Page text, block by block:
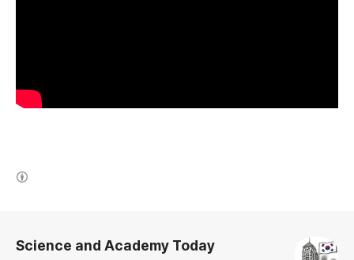
Science and Academy Today